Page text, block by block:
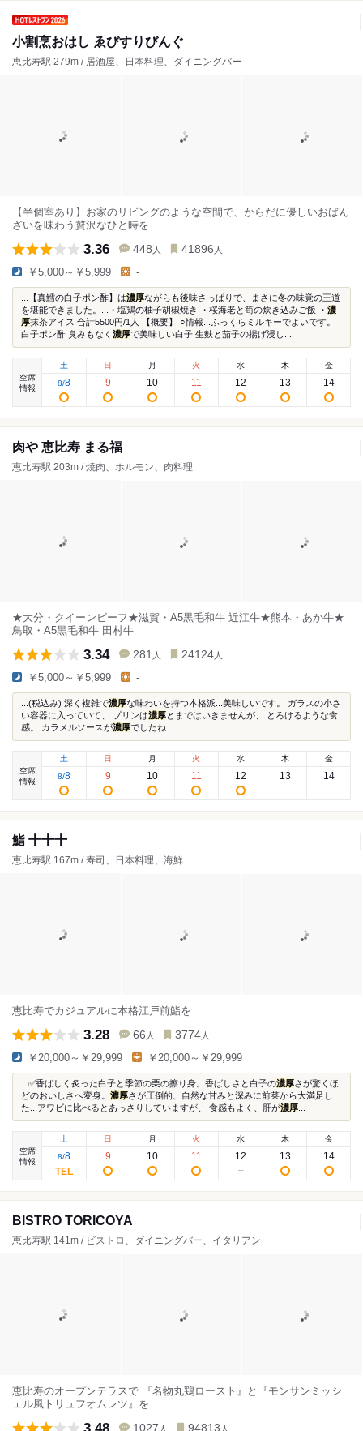
小割烹おはし ゑびすりびんぐ
恵比寿駅 279m / 居酒屋、日本料理、ダイニングバー
【半個室あり】お家のリビングのような空間で、からだに優しいおばん
ざいを味わう贅沢なひと時を
3.36 448 人 41896 人
￥5,000～￥5,999 -
...【真鱈の白子ポン酢】は濃厚ながらも後味さっぱりで、まさに冬の味覚の王道
を堪能できました。...・塩鶏の柚子胡椒焼き ・桜海老と筍の炊き込みご飯 ・ 濃
厚抹茶アイス 合計5500円/1人 【概要】 ○情報...ふっくらミルキーでよいです。
白子ポン酢 臭みもなく 濃厚で美味しい白子 生麩と茄子の揚げ浸し...
空席
情報
土
8/8
日
9
月
10
火
11
水
12
木
13
金
14
肉や 恵比寿 まる福
恵比寿駅 203m / 焼肉、ホルモン、肉料理
★大分・クイーンビーフ★滋賀・A5黒毛和牛 近江牛★熊本・あか牛★
鳥取・A5黒毛和牛 田村牛
3.34 281 人 24124 人
￥5,000～￥5,999 -
...(税込み) 深く複雑で濃厚な味わいを持つ本格派...美味しいです。 ガラスの小さ
い容器に入っていて、 プリンは濃厚とまではいきませんが、 とろけるような食
感。 カラメルソースが濃厚でしたね...
空席
情報
土
8/8
日
9
月
10
火
11
水
12
木
13
金
14
鮨 十十十
恵比寿駅 167m / 寿司、日本料理、海鮮
恵比寿でカジュアルに本格江戸前鮨を
3.28 66 人 3774 人
￥20,000～￥29,999 ￥20,000～￥29,999
...✅香ばしく炙った白子と季節の栗の擦り身。香ばしさと白子の濃厚さが驚くほ
どのおいしさへ変身。 濃厚さが圧倒的、自然な甘みと深みに前菜から大満足し
た...アワビに比べるとあっさりしていますが、 食感もよく、肝が濃厚
空席
情報
土
8/8
日
9
月
10
火
11
水
12
木
13
金
14
BISTRO TORICOYA
恵比寿駅 141m / ビストロ、ダイニングバー、イタリアン
恵比寿のオープンテラスで 『名物丸鶏ロースト』と『モンサンミッシ
ェル風トリュフオムレツ』を
1027 人 94813 人